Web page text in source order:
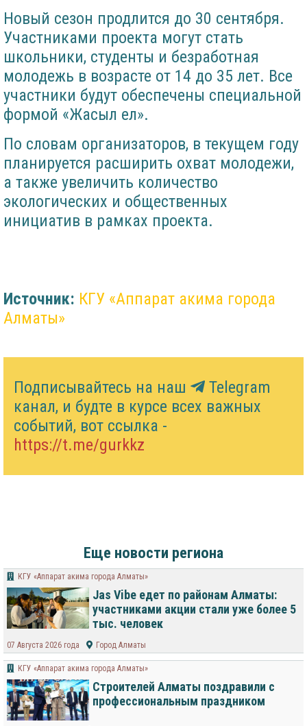
Новый сезон продлится до 30 сентября.
Участниками проекта могут стать
школьники, студенты и безработная
молодежь в возрасте от 14 до 35 лет. Все
участники будут обеспечены специальной
формой «Жасыл ел».
По словам организаторов, в текущем году
планируется расширить охват молодежи,
а также увеличить количество
экологических и общественных
инициатив в рамках проекта.
Источник: КГУ «Аппарат акима города
Алматы»
Подписывайтесь на наш
Telegram
канал, и будте в курсе всех важных
событий, вот ссылка -
https://t.me/gurkkz
Еще новости региона
КГУ «Аппарат акима города Алматы»
Jas Vibe едет по районам Алматы:
участниками акции стали уже более 5
тыс. человек
07 Августа 2026 года Город Алматы
КГУ «Аппарат акима города Алматы»
Строителей Алматы поздравили с
профессиональным праздником